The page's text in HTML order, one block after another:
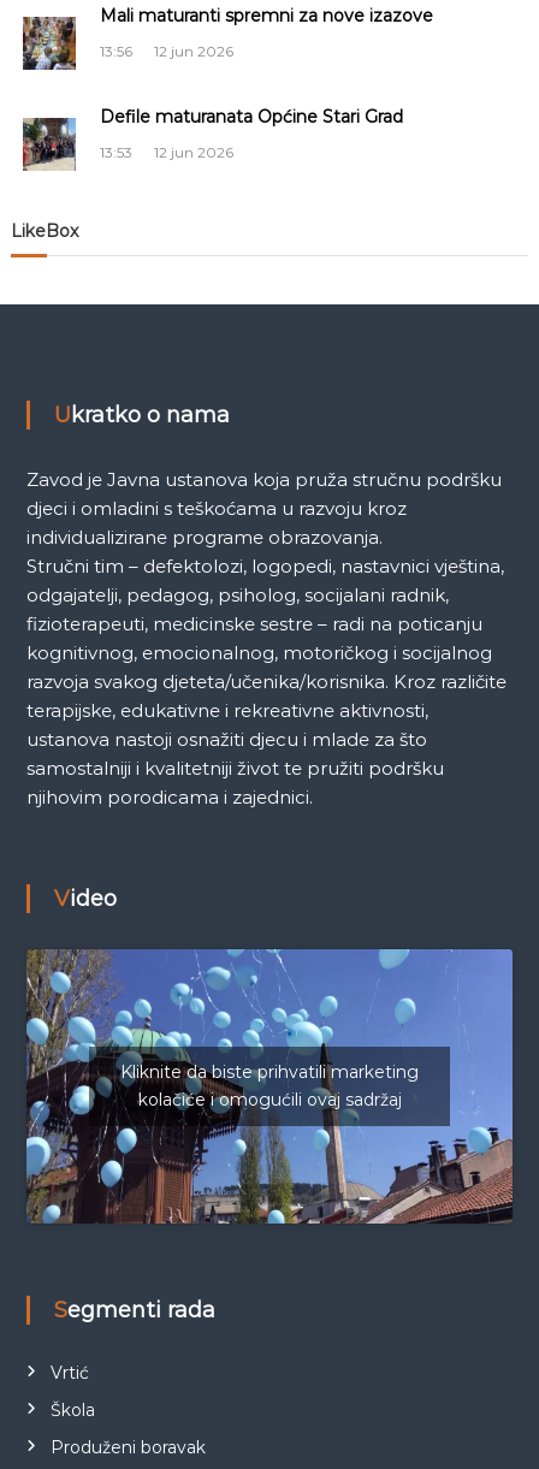
a
č
a
n
a
a
Mali maturanti spremni za nove izazove
13:56 12 jun 2026
Defile maturanata Općine Stari Grad
13:53 12 jun 2026
LikeBox
Ukratko o nama
Zavod je Javna ustanova koja pruža stručnu podršku
djeci i omladini s teškoćama u razvoju kroz
individualizirane programe obrazovanja.
Stručni tim – defektolozi, logopedi, nastavnici vještina,
odgajatelji, pedagog, psiholog, socijalani radnik,
fizioterapeuti, medicinske sestre – radi na poticanju
kognitivnog, emocionalnog, motoričkog i socijalnog
razvoja svakog djeteta/učenika/korisnika. Kroz različite
terapijske, edukativne i rekreativne aktivnosti,
ustanova nastoji osnažiti djecu i mlade za što
samostalniji i kvalitetniji život te pružiti podršku
njihovim porodicama i zajednici.
Video
Kliknite da biste prihvatili marketing
kolačiće i omogućili ovaj sadržaj
Segmenti rada
Vrtić
Škola
Produženi boravak